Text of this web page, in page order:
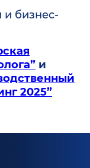
бизнес-
и
2025”